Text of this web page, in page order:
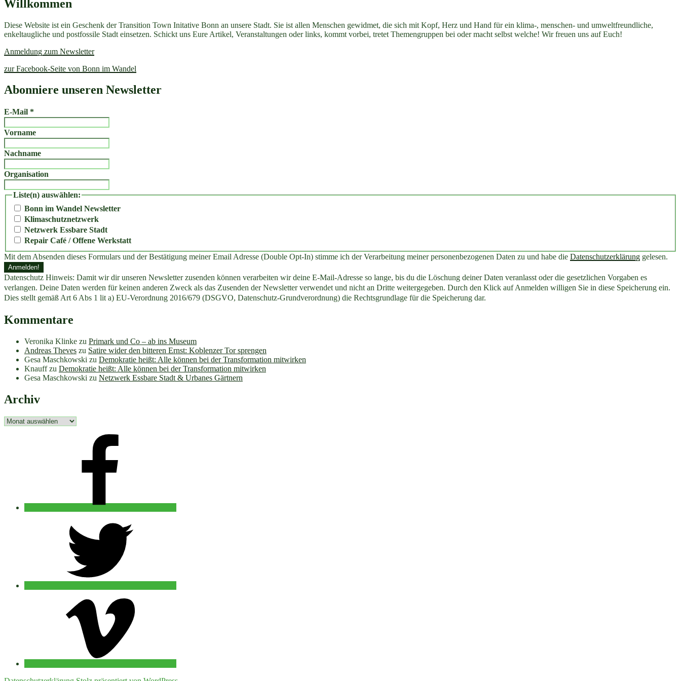
Willkommen
Diese Website ist ein Geschenk der Transition Town Initative Bonn an unsere Stadt. Sie ist allen Menschen gewidmet, die sich mit Kopf, Herz und Hand für ein klima-, menschen- und umweltfreundliche,
enkeltaugliche und postfossile Stadt einsetzen. Schickt uns Eure Artikel, Veranstaltungen oder links, kommt vorbei, tretet Themengruppen bei oder macht selbst welche! Wir freuen uns auf Euch!
Anmeldung zum Newsletter
zur Facebook-Seite von Bonn im Wandel
Abonniere unseren Newsletter
E-Mail *
Vorname
Nachname
Organisation
Liste(n) auswählen:
Bonn im Wandel Newsletter
Klimaschutznetzwerk
Netzwerk Essbare Stadt
Repair Café / Offene Werkstatt
Mit dem Absenden dieses Formulars und der Bestätigung meiner Email Adresse (Double Opt-In) stimme ich der Verarbeitung meiner personenbezogenen Daten zu und habe die Datenschutzerklärung gelesen.
Datenschutz Hinweis: Damit wir dir unseren Newsletter zusenden können verarbeiten wir deine E-Mail-Adresse so lange, bis du die Löschung deiner Daten veranlasst oder die gesetzlichen Vorgaben es
verlangen. Deine Daten werden für keinen anderen Zweck als das Zusenden der Newsletter verwendet und nicht an Dritte weitergegeben. Durch den Klick auf Anmelden willigen Sie in diese Speicherung ein.
Dies stellt gemäß Art 6 Abs 1 lit a) EU-Verordnung 2016/679 (DSGVO, Datenschutz-Grundverordnung) die Rechtsgrundlage für die Speicherung dar.
Kommentare
Veronika Klinke zu Primark und Co – ab ins Museum
Andreas Theves zu Satire wider den bitteren Ernst: Koblenzer Tor sprengen
Gesa Maschkowski zu Demokratie heißt: Alle können bei der Transformation mitwirken
Knauffzu Demokratie heißt: Alle können bei der Transformation mitwirken
Gesa Maschkowski zu Netzwerk Essbare Stadt & Urbanes Gärtnern
Archiv
Archiv